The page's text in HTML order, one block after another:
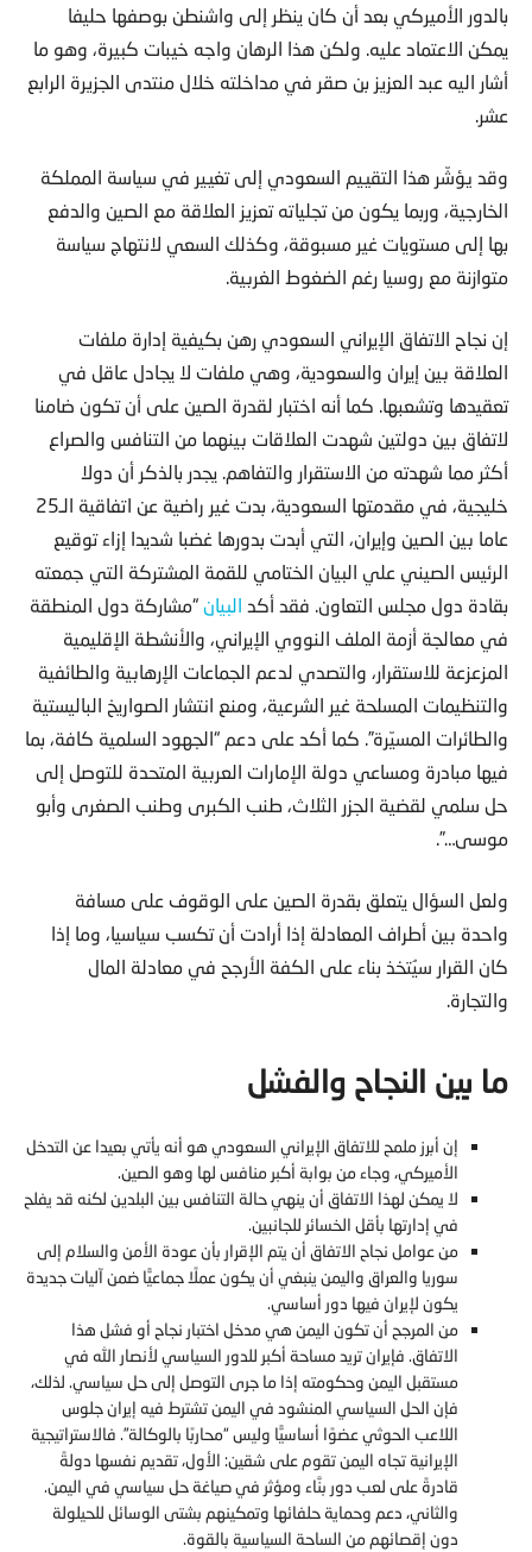
بالدور الأميركي بعد أن كان ينظر إلى واشنطن بوصفها حليفا
يمكن الاعتماد عليه. ولكن هذا الرهان واجه خيبات كبيرة، وهو ما
أشار اليه عبد العزيز بن صقر في مداخلته خلال منتدى الجزيرة الرابع
عشر.
وقد يؤشّر هذا التقييم السعودي إلى تغيير في سياسة المملكة
الخارجية، وربما يكون من تجلياته تعزيز العلاقة مع الصين والدفع
بها إلى مستويات غير مسبوقة، وكذلك السعي لانتهاج سياسة
متوازنة مع روسيا رغم الضغوط الغربية.
إن نجاح الاتفاق الإيراني السعودي رهن بكيفية إدارة ملفات
العلاقة بين إيران والسعودية، وهي ملفات لا يجادل عاقل في
تعقيدها وتشعبها. كما أنه اختبار لقدرة الصين على أن تكون ضامنا
لاتفاق بين دولتين شهدت العلاقات بينهما من التنافس والصراع
أكثر مما شهدته من الاستقرار والتفاهم. يجدر بالذكر أن دولا
خليجية، في مقدمتها السعودية، بدت غير راضية عن اتفاقية الـ25
عاما بين الصين وإيران، التي أبدت بدورها غضبا شديدا إزاء توقيع
الرئيس الصيني علي البيان الختامي للقمة المشتركة التي جمعته
بقادة دول مجلس التعاون. فقد أكد البيان “مشاركة دول المنطقة
في معالجة أزمة الملف النووي الإيراني، والأنشطة الإقليمية
المزعزعة للاستقرار، والتصدي لدعم الجماعات الإرهابية والطائفية
والتنظيمات المسلحة غير الشرعية، ومنع انتشار الصواريخ الباليستية
والطائرات المسيّرة”. كما أكد على دعم “الجهود السلمية كافة، بما
فيها مبادرة ومساعي دولة الإمارات العربية المتحدة للتوصل إلى
حل سلمي لقضية الجزر الثلاث، طنب الكبرى وطنب الصغرى وأبو
موسى…”.
ولعل السؤال يتعلق بقدرة الصين على الوقوف على مسافة
واحدة بين أطراف المعادلة إذا أرادت أن تكسب سياسيا، وما إذا
كان القرار سيُتخذ بناء على الكفة الأرجح في معادلة المال
والتجارة.
ما بين النجاح والفشل
إن أبرز ملمح للاتفاق الإيراني السعودي هو أنه يأتي بعيدا عن التدخل
الأميركي، وجاء من بوابة أكبر منافس لها وهو الصين.
لا يمكن لهذا الاتفاق أن ينهي حالة التنافس بين البلدين لكنه قد يفلح
في إدارتها بأقل الخسائر للجانبين.
من عوامل نجاح الاتفاق أن يتم الإقرار بأن عودة الأمن والسلام إلى
سوريا والعراق واليمن ينبغي أن يكون عملًا جماعيًّا ضمن آليات جديدة
يكون لإيران فيها دور أساسي.
من المرجح أن تكون اليمن هي مدخل اختبار نجاح أو فشل هذا
الاتفاق. فإيران تريد مساحة أكبر للدور السياسي لأنصار الله في
مستقبل اليمن وحكومته إذا ما جرى التوصل إلى حل سياسي. لذلك،
فإن الحل السياسي المنشود في اليمن تشترط فيه إيران جلوس
اللاعب الحوثي عضوًا أساسيًّا وليس “محاربًا بالوكالة”. فالاستراتيجية
الإيرانية تجاه اليمن تقوم على شقين: الأول، تقديم نفسها دولةً
قادرةً على لعب دور بنَّاء ومؤثر في صياغة حل سياسي في اليمن.
والثاني، دعم وحماية حلفائها وتمكينهم بشتى الوسائل للحيلولة
دون إقصائهم من الساحة السياسية بالقوة.